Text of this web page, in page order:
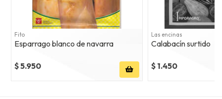
Fito
Esparrago blanco de navarra
$ 5.950
Las encinas
Calabacín surtido
$ 1.450